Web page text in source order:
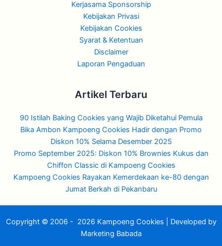
Kerjasama Sponsorship
Kebijakan Privasi
Kebijakan Cookies
Syarat & Ketentuan
Disclaimer
Laporan Pengaduan
Artikel Terbaru
90 Istilah Baking Cookies yang Wajib Diketahui Pemula
Bika Ambon Kampoeng Cookies Hadir dengan Promo
Diskon 10% Selama Desember 2025
Promo September 2025: Diskon 10% Brownies Kukus dan
Chiffon Classic di Kampoeng Cookies
Kampoeng Cookies Rayakan Kemerdekaan ke-80 dengan
Jumat Berkah di Pekanbaru
Copyright © 2006 - 2026 Kampoeng Cookies Developed by
Marketing Babada